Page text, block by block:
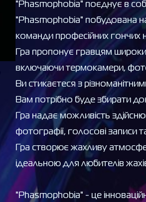
"Phasmophobia" поєднує в
"Phasmophobia" побудована
команди професійних гончих
Гра пропонує гравцям
включаючи термокамери,
Ви стикаєтеся з
Вам потрібно буде збирати
Гра надає можливість
фотографії, голосові записи
Гра створює жахливу
ідеальною для любителів
"Phasmophobia" - це